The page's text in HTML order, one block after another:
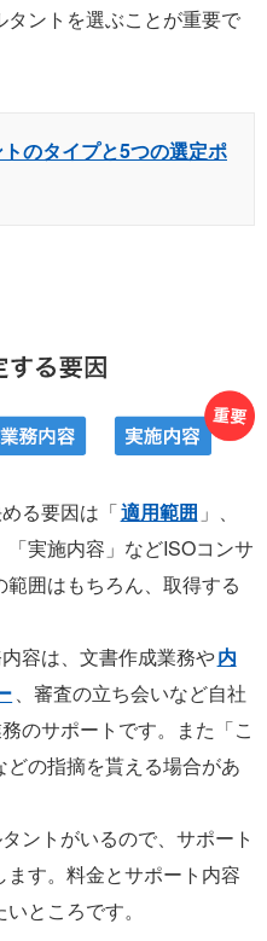
ントを選ぶことが重要で
のタイプと5つの選定ポ
る要因は「適用範囲 」、
「実施内容」などISOコンサ
囲はもちろん、取得する
容は、文書作成業務や内
、審査の立ち会いなど自社
のサポートです。また「こ
の指摘を貰える場合があ
ントがいるので、サポート
す。料金とサポート内容
ところです。